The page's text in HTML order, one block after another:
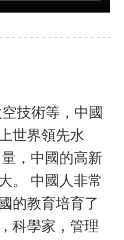
技術等，中國
世界領先水
，中國的高新
。 中國人非常
的教育培育了
科學家，管理